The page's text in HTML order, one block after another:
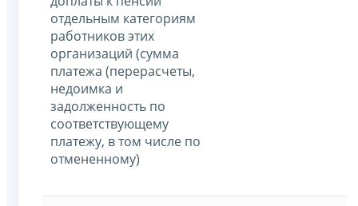
отдельным категориям
работников этих
организаций (сумма
платежа (перерасчеты,
недоимка и
задолженность по
соответствующему
платежу, в том числе по
отмененному)